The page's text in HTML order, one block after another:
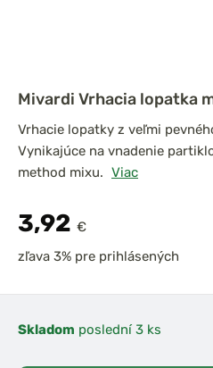
Mivardi Vrhacia lopatka
Vrhacie lopatky z veľmi
Vynikajúce na vnadenie
method mixu. Viac
3,92 €
zľava 3% pre prihlásených
Skladom poslední 3 ks